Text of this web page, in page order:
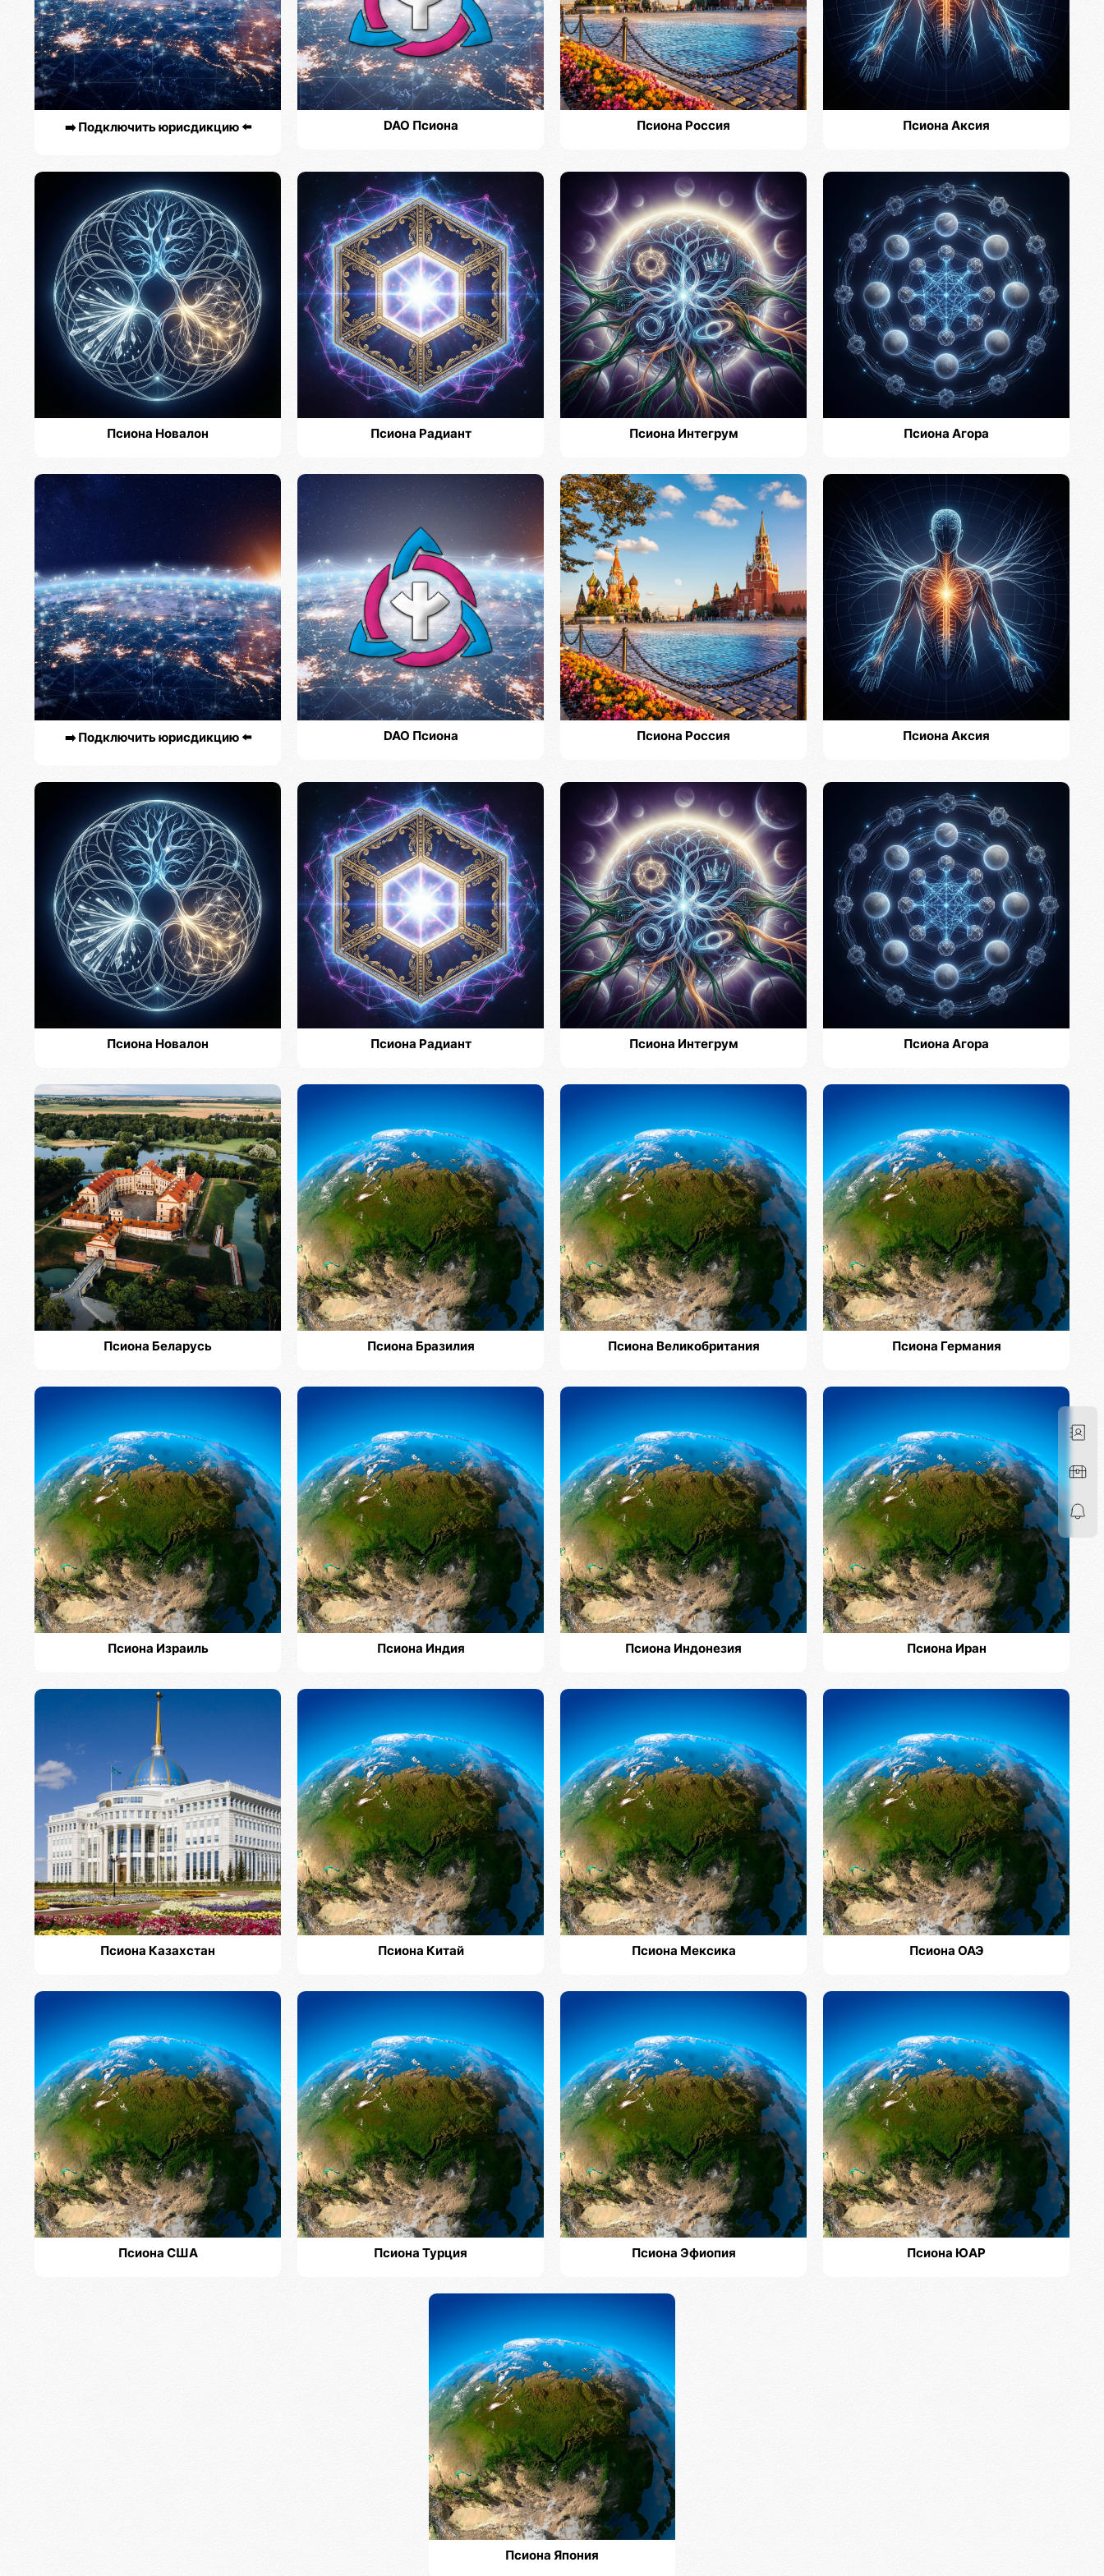
➡️ Подключить юрисдикцию ⬅️ DAO Псиона Псиона Россия Псиона Аксия
Псиона Новалон Псиона Радиант Псиона Интегрум Псиона Агора
➡️ Подключить юрисдикцию ⬅️ DAO Псиона Псиона Россия Псиона Аксия
Псиона Новалон Псиона Радиант Псиона Интегрум Псиона Агора
Псиона Беларусь Псиона Бразилия Псиона Великобритания Псиона Германия
Псиона Израиль Псиона Индия Псиона Индонезия Псиона Иран
Псиона Казахстан Псиона Китай Псиона Мексика Псиона ОАЭ
Псиона США Псиона Турция Псиона Эфиопия Псиона ЮАР
Псиона Япония